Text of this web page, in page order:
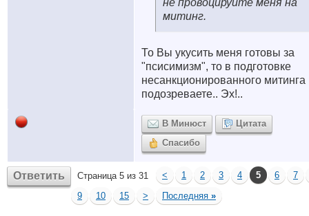
не провоцируйте меня на
митинг.
То Вы укусить меня готовы за
"псисимизм", то в подготовке
несанкционированного митинга
подозреваете.. Эх!..
В Минюст
Цитата
Спасибо
Ответить Страница 5 из 31 < 1 2 3 4 5 6
7
9
10 15 > Последняя »